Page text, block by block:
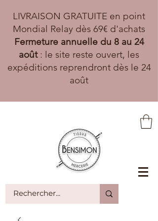
LIVRAISON GRATUITE en point
Mondial Relay dès 69€ d'achats
Fermeture annuelle du 8 au 24
août: le site reste ouvert, les
expéditions reprendront dès le 24
août